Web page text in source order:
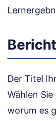
Der Titel
Wählen
worum es